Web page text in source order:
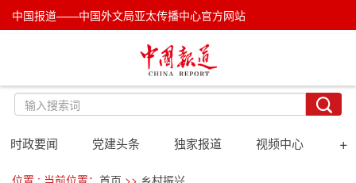
中国报道——中国外文局亚太传播中心官方网站
时政要闻 党建头条 独家报道 视频中心 +
位置 : 当前位置： 首页 >> 乡村振兴